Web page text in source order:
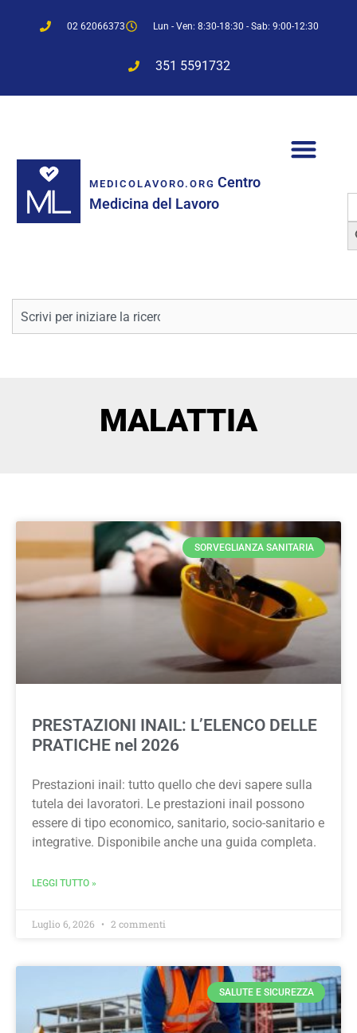
02 62066373 Lun - Ven: 8:30-18:30 - Sab: 9:00-12:30
351 5591732
MEDICOLAVORO.ORG Centro
Medicina del Lavoro
Cerca
MALATTIA
SORVEGLIANZA SANITARIA
PRESTAZIONI INAIL: L’ELENCO DELLE
PRATICHE nel 2026
Prestazioni inail: tutto quello che devi sapere sulla
tutela dei lavoratori. Le prestazioni inail possono
essere di tipo economico, sanitario, socio-sanitario e
integrative. Disponibile anche una guida completa.
LEGGI TUTTO »
Luglio 6, 2026 2 commenti
SALUTE E SICUREZZA